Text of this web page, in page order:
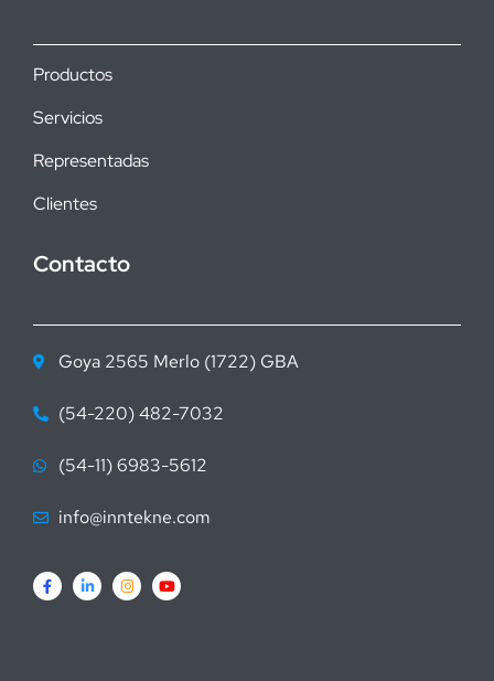
Productos
Servicios
Representadas
Clientes
Contacto
Goya 2565 Merlo (1722) GBA
(54-220) 482-7032
(54-11) 6983-5612
info@inntekne.com